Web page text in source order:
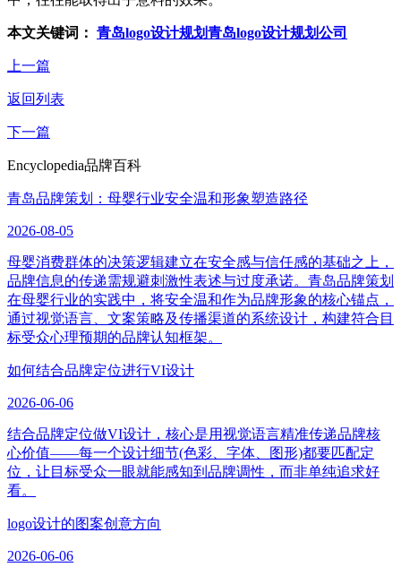
本文关键词： 青岛logo设计规划青岛logo设计规划公司
上一篇
返回列表
下一篇
Encyclopedia品牌百科
青岛品牌策划：母婴行业安全温和形象塑造路径
2026-08-05
母婴消费群体的决策逻辑建立在安全感与信任感的基础之上，
品牌信息的传递需规避刺激性表述与过度承诺。青岛品牌策划
在母婴行业的实践中，将安全温和作为品牌形象的核心锚点，
通过视觉语言、文案策略及传播渠道的系统设计，构建符合目
标受众心理预期的品牌认知框架。
如何结合品牌定位进行VI设计
2026-06-06
结合品牌定位做VI设计，核心是用视觉语言精准传递品牌核
心价值——每一个设计细节(色彩、字体、图形)都要匹配定
位，让目标受众一眼就能感知到品牌调性，而非单纯追求好
看。
logo设计的图案创意方向
2026-06-06